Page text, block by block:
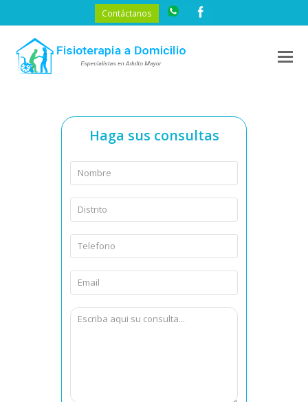
Contáctanos
Haga sus consultas